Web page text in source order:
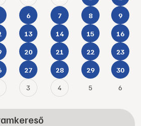
6 7 8 9
13 14 15 16
20 21 22 23
27 28 29 30
3 4 5 6